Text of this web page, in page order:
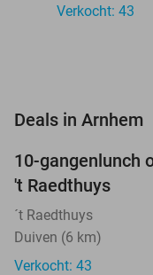
Verkocht: 43
Deals in Arnhem
NEW
TODAY
10-gangenlunch
't Raedthuys
´t Raedthuys
Duiven (6 km)
Verkocht: 43